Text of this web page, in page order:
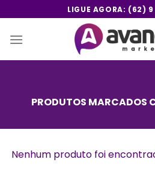
to
content
LIGUE AGORA: (62)
PRODUTOS MARCADOS
Nenhum produto foi